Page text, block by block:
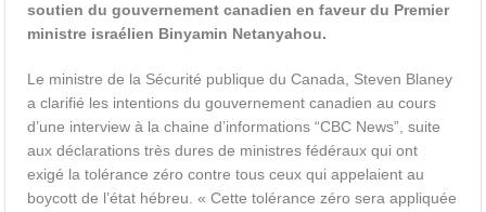
soutien du gouvernement canadien en faveur du Premier
ministre israélien Binyamin Netanyahou.
Le ministre de la Sécurité publique du Canada, Steven Blaney
a clarifié les intentions du gouvernement canadien au cours
d’une interview à la chaine d’informations “CBC News”, suite
aux déclarations très dures de ministres fédéraux qui ont
exigé la tolérance zéro contre tous ceux qui appelaient au
boycott de l’état hébreu. « Cette tolérance zéro sera appliquée